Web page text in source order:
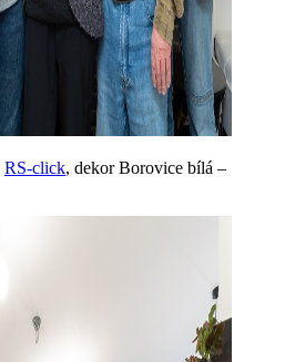
RS-click, dekor Borovice bílá –